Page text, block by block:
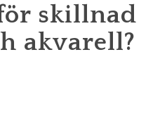
skillnad
akvarell?